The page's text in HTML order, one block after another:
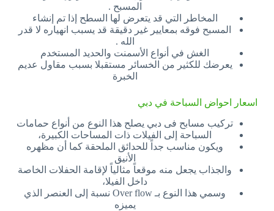
المسبح .
المخاطر التي قد يتعرض لها السطح إذا تم إنشاء
المسبح فوقه بمعايير غير دقيقة قد يسبب انهياره لا قدر
الله .
الغش في أنواع الأسمنت والحديد المستخدم
يعرضك للكثير من الخسائر مستقبلا بسبب مقاول عديم
الخبرة
اسعار احواض السباحة في دبي
تركيب مسابح فى دبي يصلح هذا النوع من أنواع حمامات
السباحة إلى الفيلات ذات المساحات الكبيرة،
ويكون مناسب جداً للحدائق الملحقة كما أن مظهره
الأنيق
والجذاب يجعل منه موقعاً مثالياً لإقامة الحفلات الخاصة
داخل الفيلا،
وسمي هذا النوع بـ Over flow نسبة إلى العنصر الذي
يميزه